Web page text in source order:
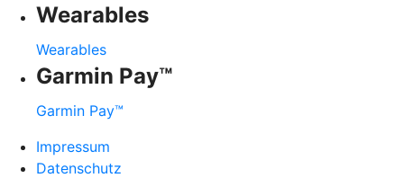
Wearables
Wearables
Garmin Pay™
Garmin Pay™
Impressum
Datenschutz